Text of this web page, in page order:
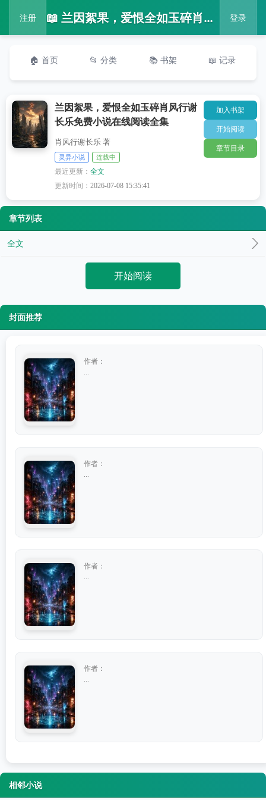
注册 📖 兰因絮果，爱恨全如玉碎肖风行谢长乐免费小说在线阅读全集 登录
🏠 首页 📂 分类 📚 书架 📖 记录
兰因絮果，爱恨全如玉碎肖风行谢
长乐免费小说在线阅读全集
肖风行谢长乐 著
灵异小说 连载中
最近更新：全文
更新时间：2026-07-08 15:35:41
加入书架
开始阅读
章节目录
章节列表
全文
开始阅读
封面推荐
作者：
作者：
作者：
作者：
相邻小说